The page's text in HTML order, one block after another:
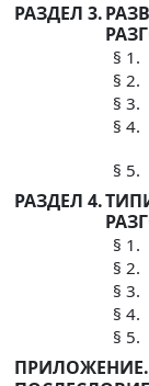
РАЗДЕЛ 3.
§ 1.
§ 2.
§ 3.
§ 4.
§ 5.
РАЗДЕЛ 4.
§ 1.
§ 2.
§ 3.
§ 4.
§ 5.